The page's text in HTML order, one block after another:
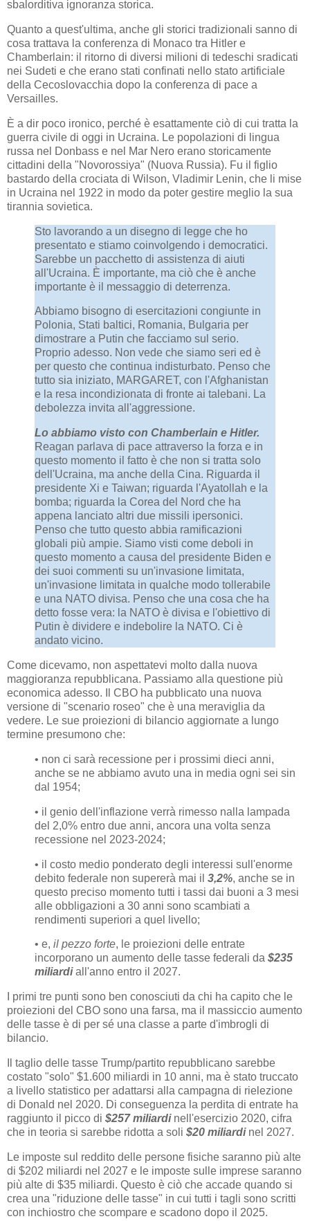
sbalorditiva ignoranza storica.
Quanto a quest'ultima, anche gli storici tradizionali sanno di
cosa trattava la conferenza di Monaco tra Hitler e
Chamberlain: il ritorno di diversi milioni di tedeschi sradicati
nei Sudeti e che erano stati confinati nello stato artificiale
della Cecoslovacchia dopo la conferenza di pace a
Versailles.
È a dir poco ironico, perché è esattamente ciò di cui tratta la
guerra civile di oggi in Ucraina. Le popolazioni di lingua
russa nel Donbass e nel Mar Nero erano storicamente
cittadini della "Novorossiya" (Nuova Russia). Fu il figlio
bastardo della crociata di Wilson, Vladimir Lenin, che li mise
in Ucraina nel 1922 in modo da poter gestire meglio la sua
tirannia sovietica.
Sto lavorando a un disegno di legge che ho
presentato e stiamo coinvolgendo i democratici.
Sarebbe un pacchetto di assistenza di aiuti
all'Ucraina. È importante, ma ciò che è anche
importante è il messaggio di deterrenza.
Abbiamo bisogno di esercitazioni congiunte in
Polonia, Stati baltici, Romania, Bulgaria per
dimostrare a Putin che facciamo sul serio.
Proprio adesso. Non vede che siamo seri ed è
per questo che continua indisturbato. Penso che
tutto sia iniziato, MARGARET, con l'Afghanistan
e la resa incondizionata di fronte ai talebani. La
debolezza invita all'aggressione.
Lo abbiamo visto con Chamberlain e Hitler.
Reagan parlava di pace attraverso la forza e in
questo momento il fatto è che non si tratta solo
dell'Ucraina, ma anche della Cina. Riguarda il
presidente Xi e Taiwan; riguarda l'Ayatollah e la
bomba; riguarda la Corea del Nord che ha
appena lanciato altri due missili ipersonici.
Penso che tutto questo abbia ramificazioni
globali più ampie. Siamo visti come deboli in
questo momento a causa del presidente Biden e
dei suoi commenti su un'invasione limitata,
un'invasione limitata in qualche modo tollerabile
e una NATO divisa. Penso che una cosa che ha
detto fosse vera: la NATO è divisa e l'obiettivo di
Putin è dividere e indebolire la NATO. Ci è
andato vicino.
Come dicevamo, non aspettatevi molto dalla nuova
maggioranza repubblicana. Passiamo alla questione più
economica adesso. Il CBO ha pubblicato una nuova
versione di "scenario roseo" che è una meraviglia da
vedere. Le sue proiezioni di bilancio aggiornate a lungo
termine presumono che:
• non ci sarà recessione per i prossimi dieci anni,
anche se ne abbiamo avuto una in media ogni sei sin
dal 1954;
• il genio dell'inflazione verrà rimesso nalla lampada
del 2,0% entro due anni, ancora una volta senza
recessione nel 2023-2024;
• il costo medio ponderato degli interessi sull'enorme
debito federale non supererà mai il 3,2%, anche se in
questo preciso momento tutti i tassi dai buoni a 3 mesi
alle obbligazioni a 30 anni sono scambiati a
rendimenti superiori a quel livello;
• e, il pezzo forte, le proiezioni delle entrate
incorporano un aumento delle tasse federali da $235
miliardiall'anno entro il 2027.
I primi tre punti sono ben conosciuti da chi ha capito che le
proiezioni del CBO sono una farsa, ma il massiccio aumento
delle tasse è di per sé una classe a parte d'imbrogli di
bilancio.
Il taglio delle tasse Trump/partito repubblicano sarebbe
costato "solo" $1.600 miliardi in 10 anni, ma è stato truccato
a livello statistico per adattarsi alla campagna di rielezione
di Donald nel 2020. Di conseguenza la perdita di entrate ha
raggiunto il picco di $257 miliardinell'esercizio 2020, cifra
che in teoria si sarebbe ridotta a soli $20 miliardinel 2027.
Le imposte sul reddito delle persone fisiche saranno più alte
di $202 miliardi nel 2027 e le imposte sulle imprese saranno
più alte di $35 miliardi. Questo è ciò che accade quando si
crea una "riduzione delle tasse" in cui tutti i tagli sono scritti
con inchiostro che scompare e scadono dopo il 2025.